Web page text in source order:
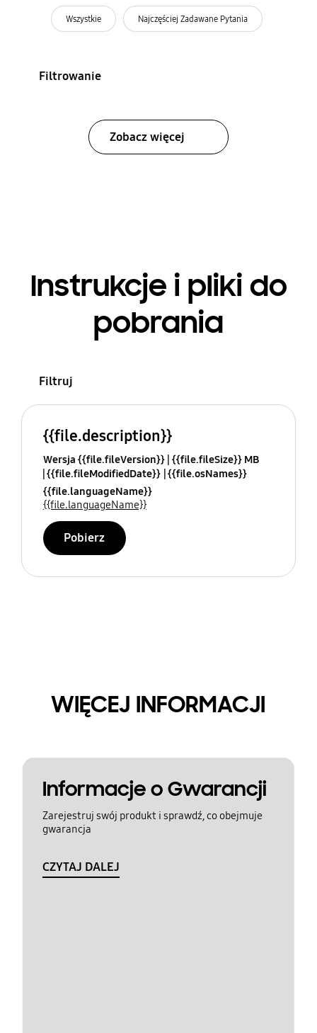
Wszystkie Najczęściej Zadawane Pytania
Filtrowanie
Zobacz więcej
Instrukcje i pliki do
pobrania
Filtruj
{{file.description}}
Wersja {{file.fileVersion}} {{file.fileSize}} MB
{{file.fileModifiedDate}} {{file.osNames}}
{{file.languageName}}
{{file.languageName}}
Pobierz
WIĘCEJ INFORMACJI
Informacje o Gwarancji
Zarejestruj swój produkt i sprawdź, co obejmuje
gwarancja
CZYTAJ DALEJ